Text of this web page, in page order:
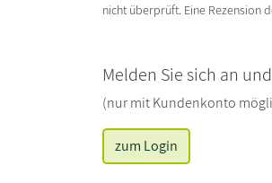
nicht überprüft. Eine Rezension
Melden Sie sich an
(nur mit Kundenkonto
zum Login